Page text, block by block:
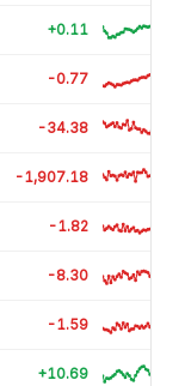
+0.11
-0.77
-34.38
-1,907.18
-1.82
-8.30
-1.59
+10.69